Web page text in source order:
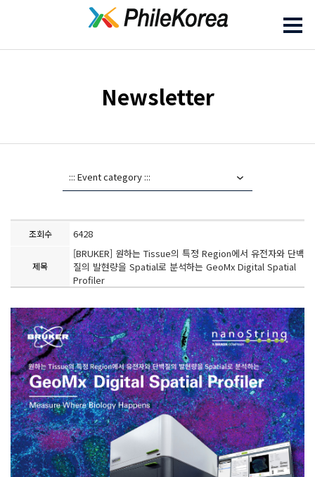
Newsletter
조회수 6428
제목
[BRUKER] 원하는 Tissue의 특정 Region에서 유전자와 단백
질의 발현량을 Spatial로 분석하는 GeoMx Digital Spatial
Profiler